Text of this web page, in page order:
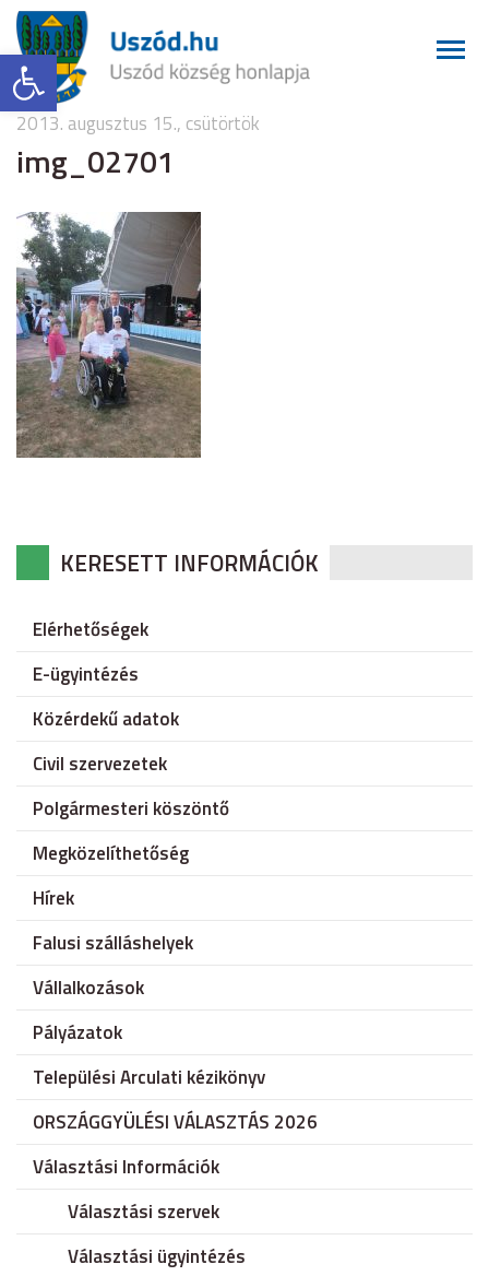
Eszköztár megnyitása
2013. augusztus 15., csütörtök
img_02701
KERESETT INFORMÁCIÓK
Elérhetőségek
E-ügyintézés
Közérdekű adatok
Civil szervezetek
Polgármesteri köszöntő
Megközelíthetőség
Hírek
Falusi szálláshelyek
Vállalkozások
Pályázatok
Települési Arculati kézikönyv
ORSZÁGGYÜLÉSI VÁLASZTÁS 2026
Választási Információk
Választási szervek
Választási ügyintézés